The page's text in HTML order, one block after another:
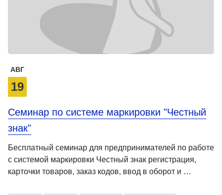
АВГ
19
Семинар по системе маркировки "Честный
знак"
Бесплатный семинар для предпринимателей по работе
с системой маркировки Честный знак регистрация,
карточки товаров, заказ кодов, ввод в оборот и …